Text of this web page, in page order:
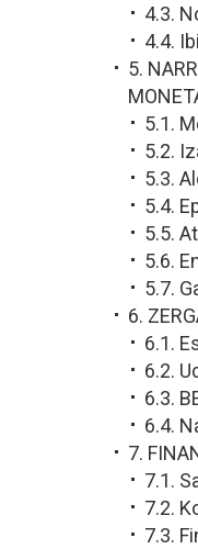
4.3.
4.4.
5.
5.1.
5.2.
5.3.
5.4.
5.5.
5.6.
5.7.
6.
6.1.
6.2.
6.3.
6.4.
7.
7.1.
7.2.
7.3.